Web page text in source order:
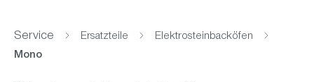
Service Ersatzteile
Elektrosteinbacköfen
Mono